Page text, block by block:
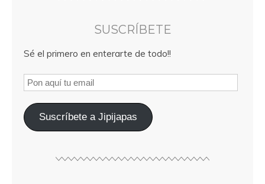
SUSCRÍBETE
Sé el primero en enterarte de todo!!
Suscríbete a Jipijapas